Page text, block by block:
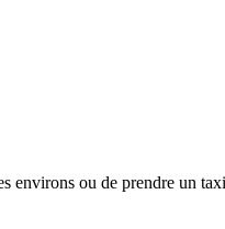
ou de prendre un